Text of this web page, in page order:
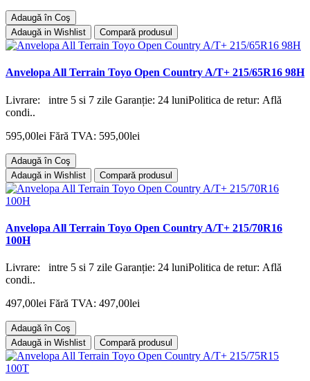
Adaugă în Coş
Adaugă in Wishlist
Compară produsul
Anvelopa All Terrain Toyo Open Country A/T+ 215/65R16 98H
Livrare: intre 5 si 7 zile Garanție: 24 luniPolitica de retur: Află
condi..
595,00lei Fără TVA: 595,00lei
Adaugă în Coş
Adaugă in Wishlist
Compară produsul
Anvelopa All Terrain Toyo Open Country A/T+ 215/70R16
100H
Livrare: intre 5 si 7 zile Garanție: 24 luniPolitica de retur: Află
condi..
497,00lei Fără TVA: 497,00lei
Adaugă în Coş
Adaugă in Wishlist
Compară produsul